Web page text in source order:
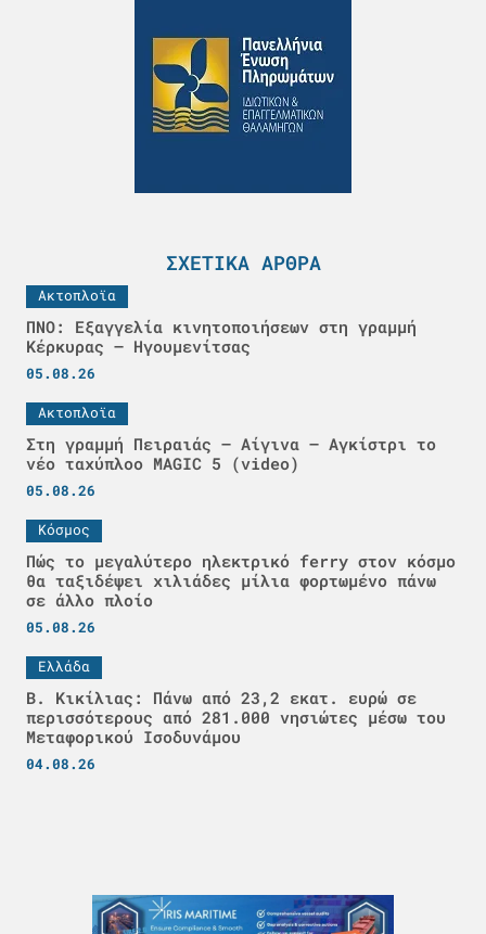
ΣΧΕΤΙΚΆ ΆΡΘΡΑ
Ακτοπλοϊα
ΠΝΟ: Εξαγγελία κινητοποιήσεων στη γραμμή
Κέρκυρας – Ηγουμενίτσας
05.08.26
Ακτοπλοϊα
Στη γραμμή Πειραιάς – Αίγινα – Αγκίστρι το
νέο ταχύπλοο MAGIC 5 (video)
05.08.26
Κόσμος
Πώς το μεγαλύτερο ηλεκτρικό ferry στον κόσμο
θα ταξιδέψει χιλιάδες μίλια φορτωμένο πάνω
σε άλλο πλοίο
05.08.26
Ελλάδα
Β. Κικίλιας: Πάνω από 23,2 εκατ. ευρώ σε
περισσότερους από 281.000 νησιώτες μέσω του
Μεταφορικού Ισοδυνάμου
04.08.26